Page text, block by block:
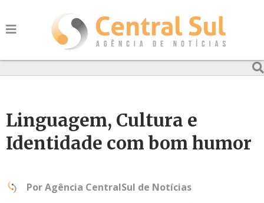
Linguagem, Cultura e
Identidade com bom humor
PorAgência CentralSul de Notícias